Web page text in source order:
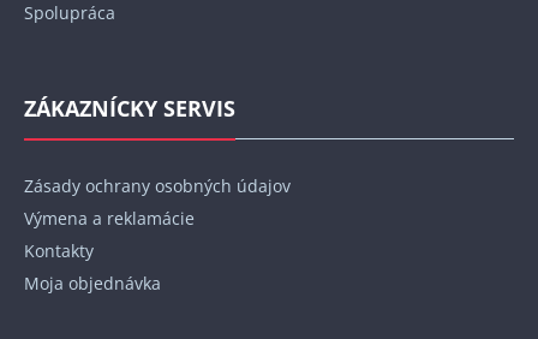
Spolupráca
ZÁKAZNÍCKY SERVIS
Zásady ochrany osobných údajov
Výmena a reklamácie
Kontakty
Moja objednávka